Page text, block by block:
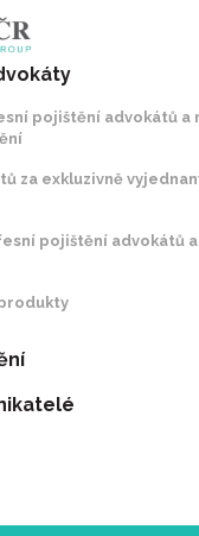
pojištění advokátů a
za exkluzivně
pojištění advokátů